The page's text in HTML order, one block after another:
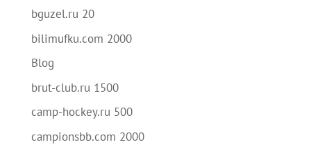
bguzel.ru 20
bilimufku.com 2000
Blog
brut-club.ru 1500
camp-hockey.ru 500
campionsbb.com 2000